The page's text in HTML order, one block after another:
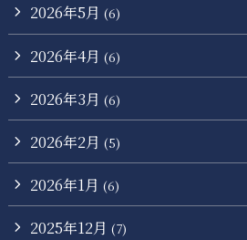
2026年5月 (6)
2026年4月 (6)
2026年3月 (6)
2026年2月 (5)
2026年1月 (6)
2025年12月 (7)